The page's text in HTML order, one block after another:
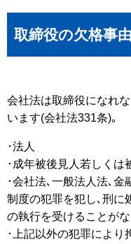
取締役の欠格事由
会社法は取締役になれ
います(会社法331条)｡
･法人
･成年被後見人若しくは
･会社法､一般法人法､
制度の犯罪を犯し､刑に
の執行を受けることが
･上記以外の犯罪により